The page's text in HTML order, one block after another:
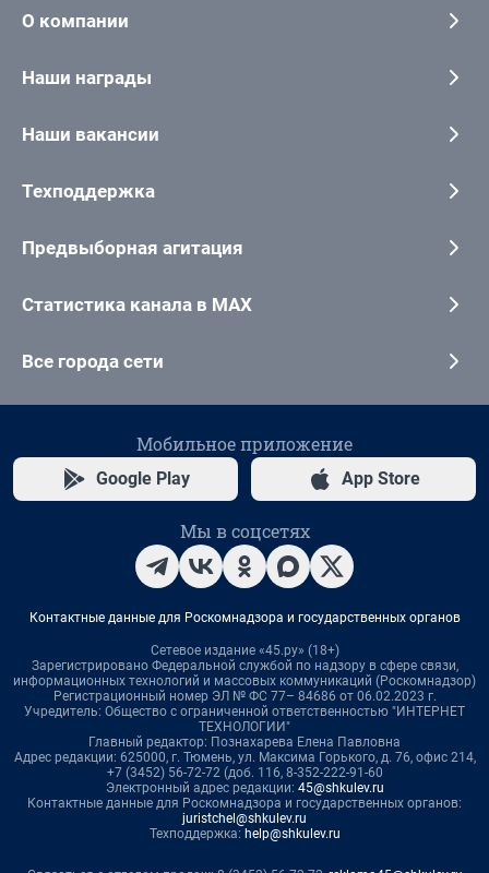
О компании
Наши награды
Наши вакансии
Техподдержка
Предвыборная агитация
Статистика канала в MAX
Все города сети
Мобильное приложение
Google Play App Store
Мы в соцсетях
Контактные данные для Роскомнадзора и государственных органов
Сетевое издание «45.ру» (18+)
Зарегистрировано Федеральной службой по надзору в сфере связи,
информационных технологий и массовых коммуникаций (Роскомнадзор)
Регистрационный номер ЭЛ № ФС 77– 84686 от 06.02.2023 г.
Учредитель: Общество с ограниченной ответственностью "ИНТЕРНЕТ
ТЕХНОЛОГИИ"
Главный редактор: Познахарева Елена Павловна
Адрес редакции: 625000, г. Тюмень, ул. Максима Горького, д. 76, офис 214,
+7 (3452) 56-72-72 (доб. 116, 8-352-222-91-60
Электронный адрес редакции: 45@shkulev.ru
Контактные данные для Роскомнадзора и государственных органов:
juristchel@shkulev.ru
Техподдержка: help@shkulev.ru